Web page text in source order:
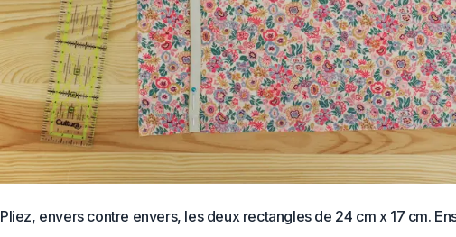
Pliez, envers contre envers, les deux rectangles de 24 cm x 17 cm.